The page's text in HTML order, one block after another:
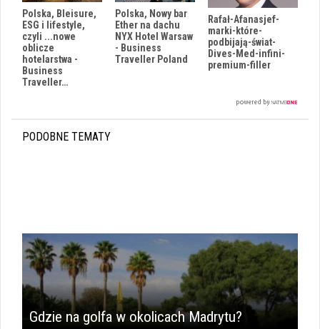
Polska, Bleisure,
ESG i lifestyle,
czyli ...nowe
oblicze
hotelarstwa -
Business
Traveller…
Polska, Nowy bar
Ether na dachu
NYX Hotel Warsaw
- Business
Traveller Poland
Rafał-Afanasjef-
marki-które-
podbijają-świat-
Dives-Med-infini-
premium-filler
PODOBNE TEMATY
Gdzie na golfa w okolicach Madrytu?